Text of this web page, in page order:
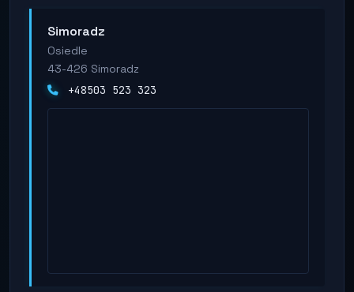
Simoradz
Osiedle
43-426 Simoradz
+48503 523 323